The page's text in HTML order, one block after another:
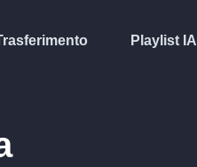
Playlist IA